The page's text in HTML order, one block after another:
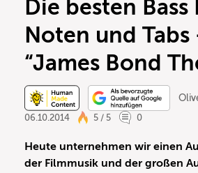
Die besten Bass
Noten und Tabs
“James Bond
06.10.2014
5 / 5 0
Heute unternehmen wir einen
der Filmmusik und der großen